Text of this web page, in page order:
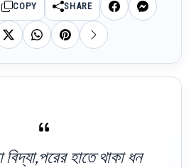
COPY SHARE
বিদ্যা,পরের হাতে থাকা ধন